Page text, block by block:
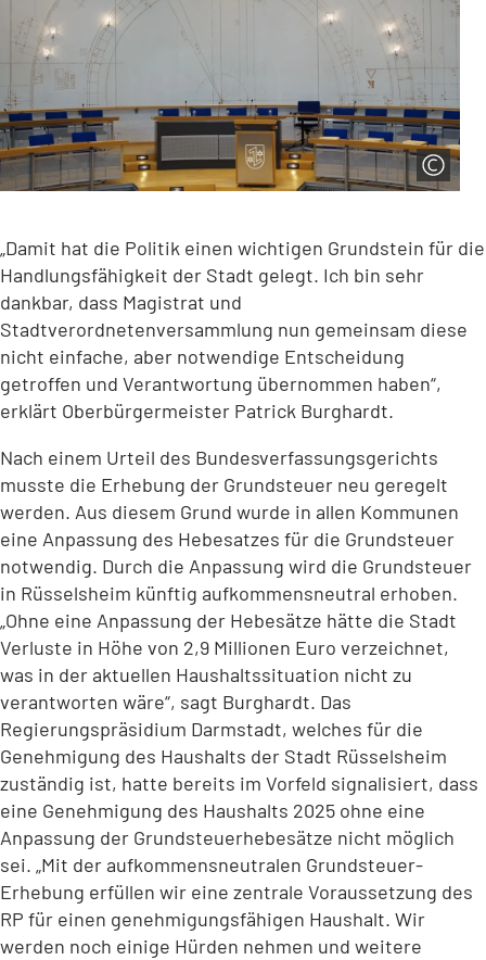
„Damit hat die Politik einen wichtigen Grundstein für die
Handlungsfähigkeit der Stadt gelegt. Ich bin sehr
dankbar, dass Magistrat und
Stadtverordnetenversammlung nun gemeinsam diese
nicht einfache, aber notwendige Entscheidung
getroffen und Verantwortung übernommen haben“,
erklärt Oberbürgermeister Patrick Burghardt.
Nach einem Urteil des Bundesverfassungsgerichts
musste die Erhebung der Grundsteuer neu geregelt
werden. Aus diesem Grund wurde in allen Kommunen
eine Anpassung des Hebesatzes für die Grundsteuer
notwendig. Durch die Anpassung wird die Grundsteuer
in Rüsselsheim künftig aufkommensneutral erhoben.
„Ohne eine Anpassung der Hebesätze hätte die Stadt
Verluste in Höhe von 2,9 Millionen Euro verzeichnet,
was in der aktuellen Haushaltssituation nicht zu
verantworten wäre“, sagt Burghardt. Das
Regierungspräsidium Darmstadt, welches für die
Genehmigung des Haushalts der Stadt Rüsselsheim
zuständig ist, hatte bereits im Vorfeld signalisiert, dass
eine Genehmigung des Haushalts 2025 ohne eine
Anpassung der Grundsteuerhebesätze nicht möglich
sei. „Mit der aufkommensneutralen Grundsteuer-
Erhebung erfüllen wir eine zentrale Voraussetzung des
RP für einen genehmigungsfähigen Haushalt. Wir
werden noch einige Hürden nehmen und weitere